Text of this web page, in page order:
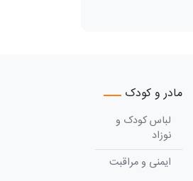
مادر و کودک
لباس کودک و
نوزاد
ایمنی و مراقبت